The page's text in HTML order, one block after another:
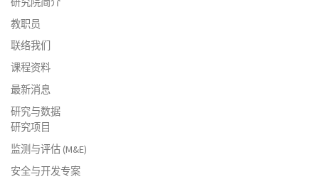
教职员
联络我们
课程资料
最新消息
研究与数据
研究项目
监测与评估 (M&E)
安全与开发专案